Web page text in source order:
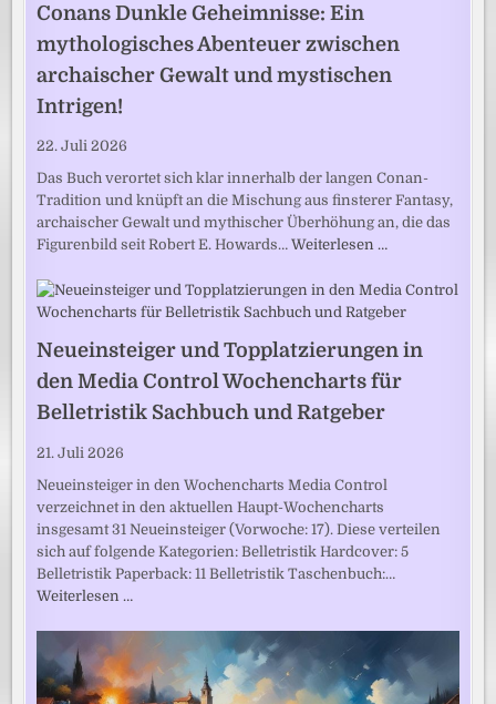
Conans Dunkle Geheimnisse: Ein
mythologisches Abenteuer zwischen
archaischer Gewalt und mystischen
Intrigen!
22. Juli 2026
Das Buch verortet sich klar innerhalb der langen Conan-
Tradition und knüpft an die Mischung aus finsterer Fantasy,
archaischer Gewalt und mythischer Überhöhung an, die das
Figurenbild seit Robert E. Howards…Weiterlesen …
Neueinsteiger und Topplatzierungen in
den Media Control Wochencharts für
Belletristik Sachbuch und Ratgeber
21. Juli 2026
Neueinsteiger in den Wochencharts Media Control
verzeichnet in den aktuellen Haupt-Wochencharts
insgesamt 31 Neueinsteiger (Vorwoche: 17). Diese verteilen
sich auf folgende Kategorien: Belletristik Hardcover: 5
Belletristik Paperback: 11 Belletristik Taschenbuch:…
Weiterlesen …